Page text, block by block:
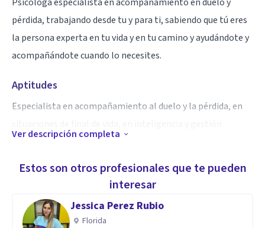
pérdida, trabajando desde tu y para ti, sabiendo que tú eres
la persona experta en tu vida y en tu camino y ayudándote y
acompañándote cuando lo necesites.
Aptitudes
Especialista en acompañamiento al duelo y la pérdida, en
emocional y en psicología de emergencias y catástrofes.
Ver descripción completa
Estos son otros profesionales que te pueden
interesar
Jessica Perez Rubio
Florida